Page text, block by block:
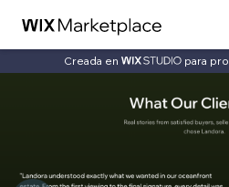
Creada en para